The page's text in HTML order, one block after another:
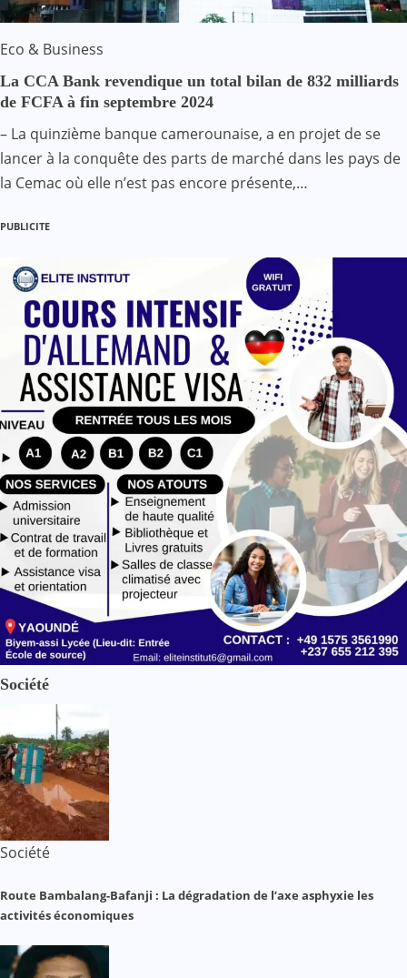
Eco & Business
La CCA Bank revendique un total bilan de 832 milliards
de FCFA à fin septembre 2024
– La quinzième banque camerounaise, a en projet de se
lancer à la conquête des parts de marché dans les pays de
la Cemac où elle n’est pas encore présente,…
PUBLICITE
Société
Société
Route Bambalang-Bafanji : La dégradation de l’axe asphyxie les
activités économiques